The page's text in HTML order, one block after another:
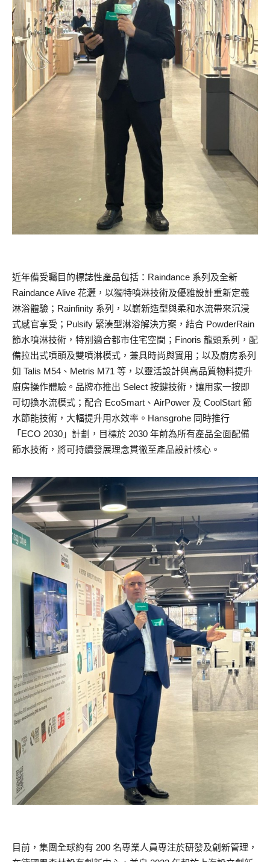
近年備受矚目的標誌性產品包括：Raindance 系列及全新
Raindance Alive 花灑，以獨特噴淋技術及優雅設計重新定義
淋浴體驗；Rainfinity 系列，以嶄新造型與柔和水流帶來沉浸
式感官享受；Pulsify 緊湊型淋浴解決方案，結合 PowderRain
節水噴淋技術，特別適合都市住宅空間；Finoris 龍頭系列，配
備拉出式噴頭及雙噴淋模式，兼具時尚與實用；以及廚房系列
如 Talis M54、Metris M71 等，以靈活設計與高品質物料提升
廚房操作體驗。品牌亦推出 Select 按鍵技術，讓用家一按即
可切換水流模式；配合 EcoSmart、AirPower 及 CoolStart 節
水節能技術，大幅提升用水效率。Hansgrohe 同時推行
「ECO 2030」計劃，目標於 2030 年前為所有產品全面配備
節水技術，將可持續發展理念貫徹至產品設計核心。
目前，集團全球約有 200 名專業人員專注於研發及創新管理，